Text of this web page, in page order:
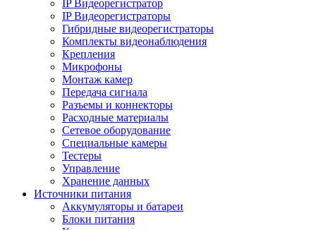
IP Видеорегистратор
IP Видеорегистраторы
Гибридные видеорегистраторы
Комплекты видеонаблюдения
Крепления
Микрофоны
Монтаж камер
Передача сигнала
Разъемы и коннекторы
Расходные материалы
Сетевое оборудование
Специальные камеры
Тестеры
Управление
Хранение данных
Источники питания
Аккумуляторы и батареи
Блоки питания